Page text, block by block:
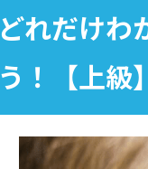
どれだけわ
う！【上級】